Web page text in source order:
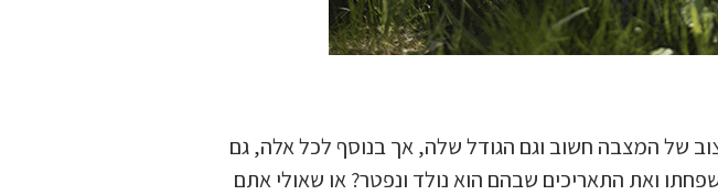
של המצבה חשוב וגם הגודל שלה, אך בנוסף לכל אלה, גם
ואת התאריכים שבהם הוא נולד ונפטר? או שאולי אתם